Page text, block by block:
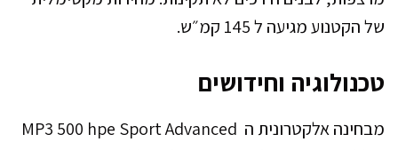
של הקטנוע מגיעה ל 145 קמ״ש.
טכנולוגיה וחידושים
מבחינה אלקטרונית ה MP3 500 hpe Sport Advanced